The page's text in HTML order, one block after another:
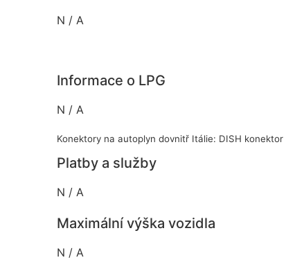
N / A
Informace o LPG
N / A
Konektory na autoplyn dovnitř Itálie: DISH konektor
Platby a služby
N / A
Maximální výška vozidla
N / A